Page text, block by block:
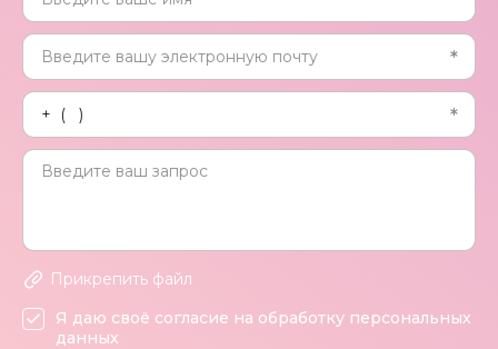
Прикрепить файл
Я даю своё согласие на обработку персональных
данных